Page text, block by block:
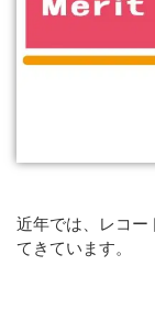
近年では、レコー
てきています。